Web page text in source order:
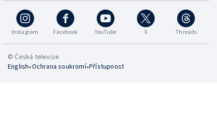
Instagram Facebook YouTube X Threads
© Česká televize
English•Ochrana soukromí•Přístupnost